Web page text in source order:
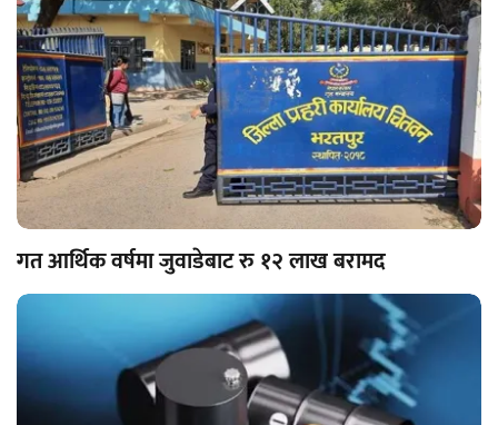
गत आर्थिक वर्षमा जुवाडेबाट रु १२ लाख बरामद